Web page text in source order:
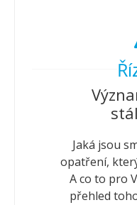
Jaká jsou
opatření,
A co to pro
přehled